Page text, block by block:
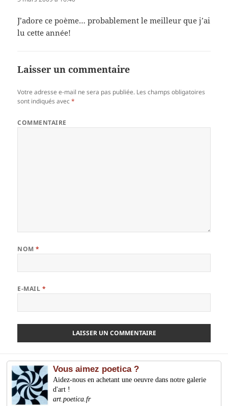
J’adore ce poème… probablement le meilleur que j’ai
lu cette année!
Laisser un commentaire
Votre adresse e-mail ne sera pas publiée. Les champs obligatoires
sont indiqués avec*
COMMENTAIRE
NOM*
E-MAIL *
Vous aimez poetica ?
Aidez-nous en achetant une oeuvre dans notre galerie
d'art !
art.poetica.fr